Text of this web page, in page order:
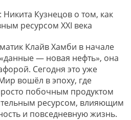
Кузнецов о том, как
ресурсом XXI века
Клайв Хамби в начале
— новая нефть», она
Сегодня это уже
вошёл в эпоху, где
побочным продуктом
ресурсом, влияющим
и повседневную жизнь.